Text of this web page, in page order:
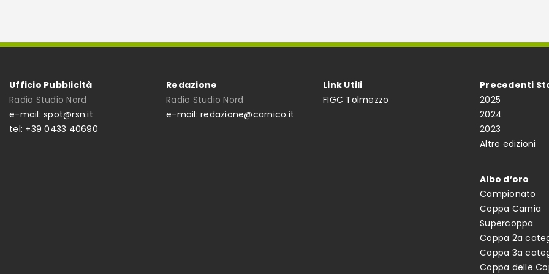
Ufficio Pubblicità
Radio Studio Nord
e-mail: spot@rsn.it
tel: +39 0433 40690
Redazione
Radio Studio Nord
e-mail: redazione@carnico.it
Link Utili
FIGC Tolmezzo
Precedenti
2025
2024
2023
Altre edizioni
Albo d’oro
Campionato
Coppa Carnia
Supercoppa
Coppa 2a
Coppa 3a
Coppa delle